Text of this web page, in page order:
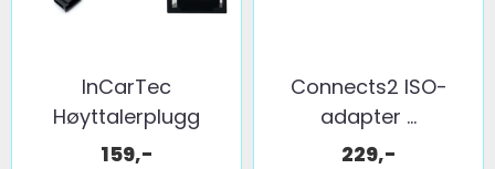
InCarTec
Høyttalerplugg
adaptere ...
159,-
Connects2 ISO-
adapter ...
229,-